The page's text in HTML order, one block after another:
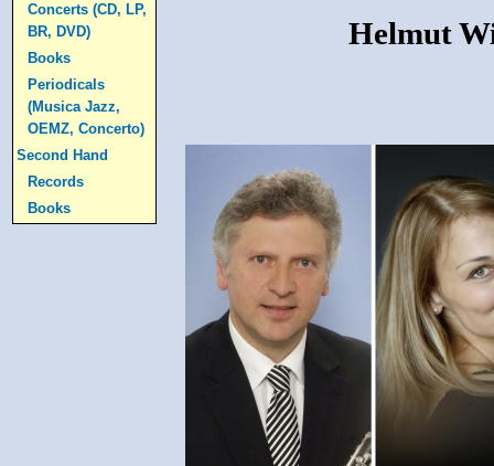
Concerts (CD, LP,
BR, DVD)
Books
Periodicals
(Musica Jazz,
OEMZ, Concerto)
Second Hand
Records
Books
Helmut